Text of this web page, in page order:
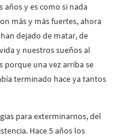
y es como si nada
más y más fuertes, ahora
dejado de matar, de
y nuestros sueños al
porque una vez arriba se
terminado hace ya tantos
para exterminarnos, del
Hace 5 años los